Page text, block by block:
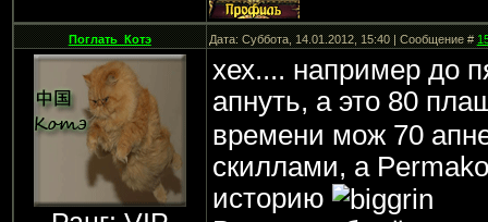
Поглать_Котэ Дата: Суббота, 14.01.2012, 15:40 | Сообщение #
хех.... например до
апнуть, а это 80
времени мож 70
скиллами, а
историю